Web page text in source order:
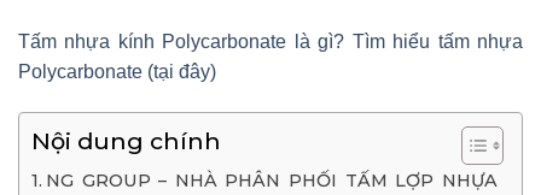
Tấm nhựa kính Polycarbonate là gì? Tìm hiểu tấm nhựa
Polycarbonate (tại đây)
Nội dung chính
NG GROUP – NHÀ PHÂN PHỐI TẤM LỢP NHỰA